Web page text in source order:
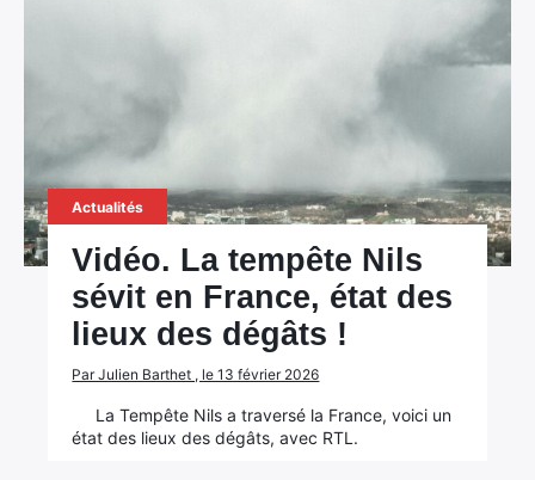
Actualités
Vidéo. La tempête Nils
sévit en France, état des
lieux des dégâts !
Par Julien Barthet , le 13 février 2026
La Tempête Nils a traversé la France, voici un
état des lieux des dégâts, avec RTL.